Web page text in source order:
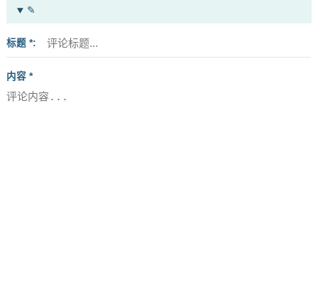
✎
标题 *
内容 *